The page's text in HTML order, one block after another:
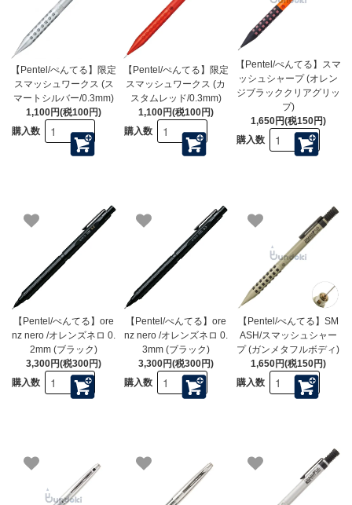
【Pentel/ぺんてる】限定
スマッシュワークス (ス
マートシルバー/0.3mm)
1,100円(税100円)
購入数
【Pentel/ぺんてる】限定
スマッシュワークス (カ
スタムレッド/0.3mm)
1,100円(税100円)
購入数
【Pentel/ぺんてる】スマ
ッシュシャープ (オレン
ジブラッククリアグリッ
プ)
1,650円(税150円)
購入数
【Pentel/ぺんてる】ore
nz nero /オレンズネロ 0.
2mm (ブラック)
3,300円(税300円)
購入数
【Pentel/ぺんてる】ore
nz nero /オレンズネロ 0.
3mm (ブラック)
3,300円(税300円)
購入数
【Pentel/ぺんてる】SM
ASH/スマッシュシャー
プ (ガンメタフルボディ)
1,650円(税150円)
購入数